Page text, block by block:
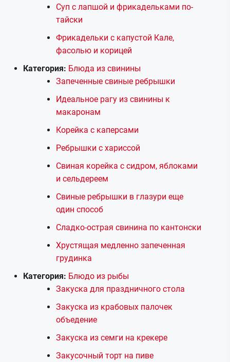
Суп с лапшой и фрикадельками по-
тайски
Фрикадельки с капустой Кале,
фасолью и корицей
Категория: Блюда из свинины
Запеченные свиные ребрышки
Идеальное рагу из свинины к
макаронам
Корейка с каперсами
Ребрышки с хариссой
Свиная корейка с сидром, яблоками
и сельдереем
Свиные ребрышки в глазури еще
один способ
Сладко-острая свинина по кантонски
Хрустящая медленно запеченная
грудинка
Категория: Блюдо из рыбы
Закуска для праздничного стола
Закуска из крабовых палочек
объедение
Закуска из семги на крекере
Закусочный торт на пиве